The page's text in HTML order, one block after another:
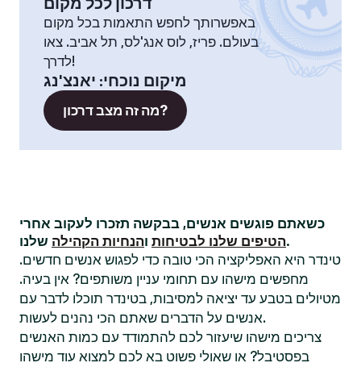
באפשרותך לחפש התאמות בכל מקום
בעולם. פריז, לוס אנג'לס, תל אביב. צאו
לדרך!
מיקום נוכחי: יאנצ'נג
מה זה מצב דרכון?
כשאתם פוגשים אנשים, בבקשה תזכרו לעקוב אחרי
הטיפים שלנו לבטיחות והנחיות הקהילה
שלנו.
טינדר היא האפליקציה הכי טובה כדי לפגוש אנשים חדשים.
מחפשים מישהו עם תחומי עניין משותפים? אין בעיה.
מטיולים בטבע עד יציאה למסיבות, בטינדר תוכלו לדבר עם
אנשים על הדברים שאתם הכי נהנים לעשות.
צריכים מישהו שיעזור לכם להתמודד עם כמות האנשים
בפסטיבל? או שאולי פשוט בא לכם למצוא עוד מישהו